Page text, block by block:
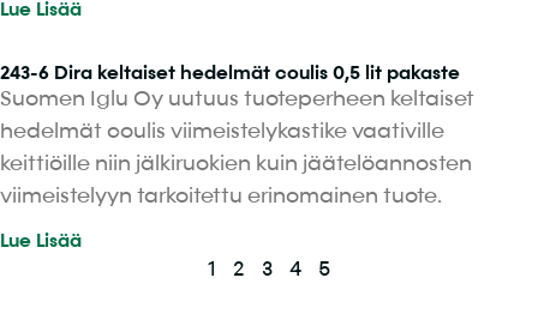
Lue Lisää
243-6 Dira keltaiset hedelmät coulis 0,5 lit pakaste
Suomen Iglu Oy uutuus tuoteperheen keltaiset
hedelmät coulis viimeistelykastike vaativille
keittiöille niin jälkiruokien kuin jäätelöannosten
viimeistelyyn tarkoitettu erinomainen tuote.
Lue Lisää
1 2 3 4 5